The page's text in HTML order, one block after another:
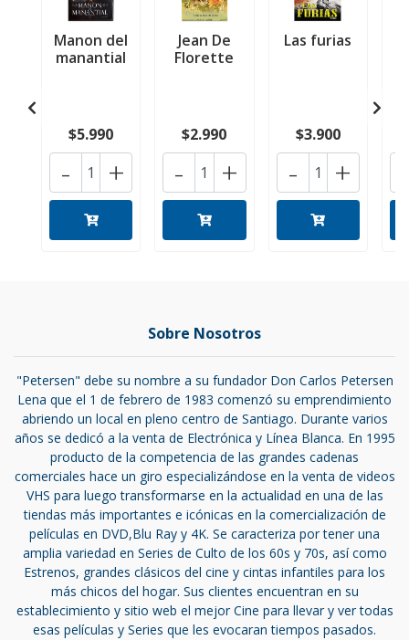
Manon del
manantial
$5.990
+
-
Jean De
Florette
$2.990
+
-
Las furias
$3.900
+
-
Sobre Nosotros
"Petersen" debe su nombre a su fundador Don Carlos Petersen
Lena que el 1 de febrero de 1983 comenzó su emprendimiento
abriendo un local en pleno centro de Santiago. Durante varios
años se dedicó a la venta de Electrónica y Línea Blanca. En 1995
producto de la competencia de las grandes cadenas
comerciales hace un giro especializándose en la venta de videos
VHS para luego transformarse en la actualidad en una de las
tiendas más importantes e icónicas en la comercialización de
películas en DVD,Blu Ray y 4K. Se caracteriza por tener una
amplia variedad en Series de Culto de los 60s y 70s, así como
Estrenos, grandes clásicos del cine y cintas infantiles para los
más chicos del hogar. Sus clientes encuentran en su
establecimiento y sitio web el mejor Cine para llevar y ver todas
esas películas y Series que les evocaran tiempos pasados.